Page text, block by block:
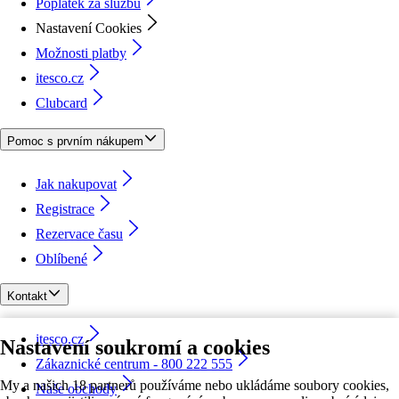
Nastavení soukromí a cookies
My a našich 18 partnerů používáme nebo ukládáme soubory cookies,
Poplatek za službu
Nastavení Cookies
Možnosti platby
itesco.cz
Clubcard
Pomoc s prvním nákupem
Jak nakupovat
Registrace
Rezervace času
Oblíbené
Kontakt
itesco.cz
Zákaznické centrum - 800 222 555
Naše obchody